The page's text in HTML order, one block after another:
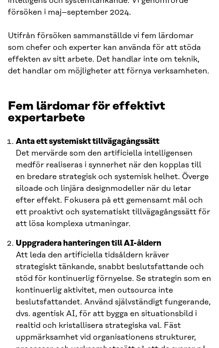
försöken i maj–september 2024.
Utifrån försöken sammanställde vi fem lärdomar
som chefer och experter kan använda för att stöda
effekten av sitt arbete. Det handlar inte om teknik,
det handlar om möjligheter att förnya verksamheten.
Fem lärdomar för effektivt
expertarbete
Anta ett systemiskt tillvägagångssätt
Det mervärde som den artificiella intelligensen
medför realiseras i synnerhet när den kopplas till
en bredare strategisk och systemisk helhet. Överge
siloade och linjära designmodeller när du letar
efter effekt. Fokusera på ett gemensamt mål och
ett proaktivt och systematiskt tillvägagångssätt för
att lösa komplexa utmaningar.
Uppgradera hanteringen till AI-åldern
Att leda den artificiella tidsåldern kräver
strategiskt tänkande, snabbt beslutsfattande och
stöd för kontinuerlig förnyelse. Se strategin som en
kontinuerlig aktivitet, men outsourca inte
beslutsfattandet. Använd självständigt fungerande,
dvs. agentisk AI, för att bygga en situationsbild i
realtid och kristallisera strategiska val. Fäst
uppmärksamhet vid organisationens strukturer,